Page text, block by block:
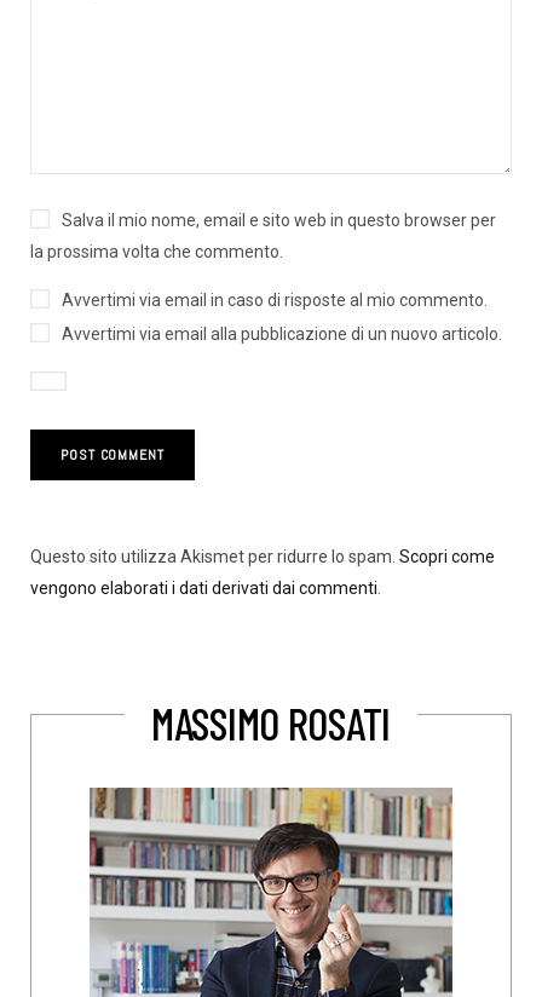
Salva il mio nome, email e sito web in questo browser per
la prossima volta che commento.
Avvertimi via email in caso di risposte al mio commento.
Avvertimi via email alla pubblicazione di un nuovo articolo.
Questo sito utilizza Akismet per ridurre lo spam. Scopri come
vengono elaborati i dati derivati dai commenti
MASSIMO ROSATI